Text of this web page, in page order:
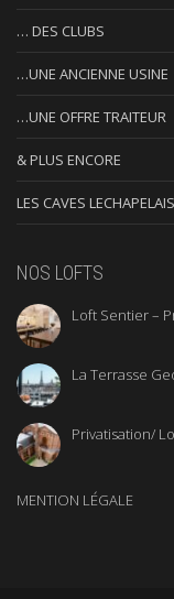
… DES CLUBS
…UNE ANCIENNE USINE
…UNE OFFRE TRAITEUR
& PLUS ENCORE
LES CAVES LECHAPELAIS
NOS LOFTS
Loft Sentier –
La Terrasse
Privatisation/
MENTION LÉGALE